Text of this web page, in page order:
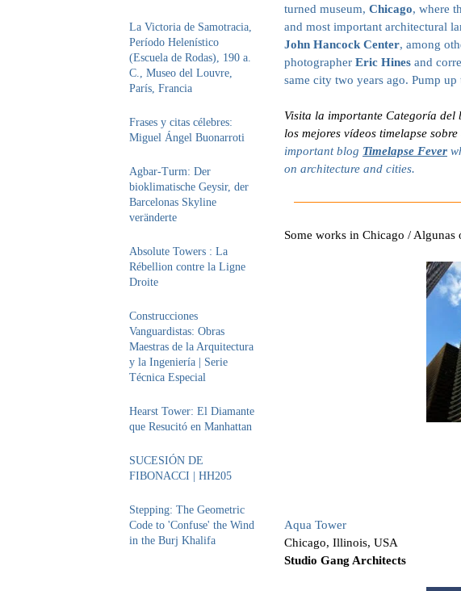
La Victoria de Samotracia,
Período Helenístico
(Escuela de Rodas), 190 a.
C., Museo del Louvre,
París, Francia
Frases y citas célebres:
Miguel Ángel Buonarroti
Agbar-Turm: Der
bioklimatische Geysir, der
Barcelonas Skyline
veränderte
Absolute Towers : La
Rébellion contre la Ligne
Droite
Construcciones
Vanguardistas: Obras
Maestras de la Arquitectura
y la Ingeniería | Serie
Técnica Especial
Hearst Tower: El Diamante
que Resucitó en Manhattan
SUCESIÓN DE
FIBONACCI | HH205
Stepping: The Geometric
Code to 'Confuse' the Wind
in the Burj Khalifa
turned museum, Chicago, where
and most important architectural
John Hancock Center, among
photographer Eric Hines and
same city two years ago. Pump
Visita la importante Categoría del
los mejores vídeos timelapse
important blog Timelapse Fever
on architecture and cities.
Some works in Chicago / Algunas
Aqua Tower
Chicago, Illinois, USA
Studio Gang Architects